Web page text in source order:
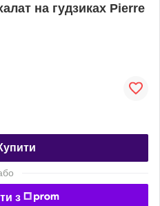
на гудзиках Pierre
з